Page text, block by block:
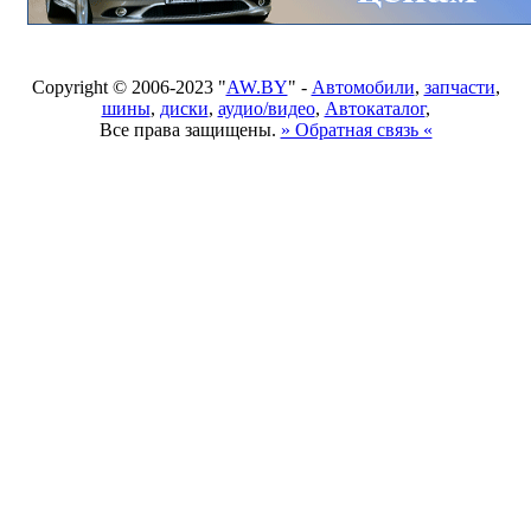
Copyright © 2006-2023 "AW.BY" - Автомобили, запчасти,
шины, диски, аудио/видео, Автокаталог,
Все права защищены. » Обратная связь «